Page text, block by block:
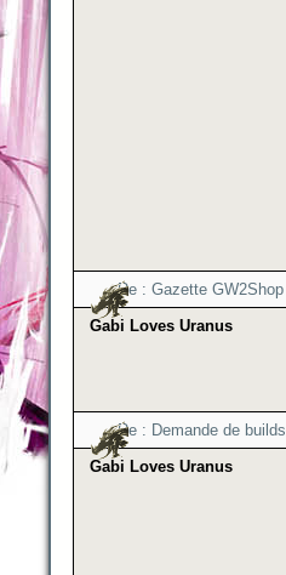
Re : Gazette GW2Shop
Gabi Loves Uranus
Re : Demande de builds
Gabi Loves Uranus